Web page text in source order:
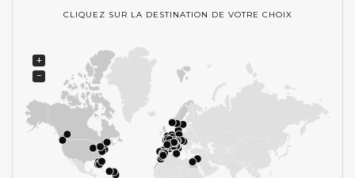
CLIQUEZ SUR LA DESTINATION DE VOTRE CHOIX
+
−